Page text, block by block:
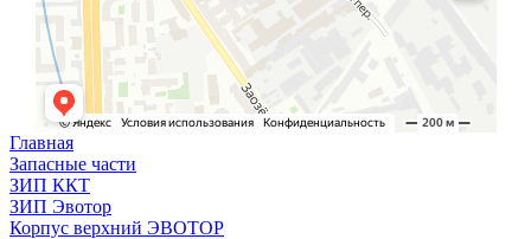
Главная
Запасные части
ЗИП ККТ
ЗИП Эвотор
Корпус верхний ЭВОТОР